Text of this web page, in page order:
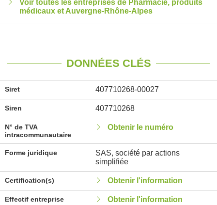
Voir toutes les entreprises de Pharmacie, produits
médicaux et Auvergne-Rhône-Alpes
DONNÉES CLÉS
Siret 407710268-00027
Siren 407710268
N° de TVA
intracommunautaire
Obtenir le numéro
Forme juridique
SAS, société par actions
simplifiée
Certification(s) Obtenir l'information
Effectif entreprise Obtenir l'information